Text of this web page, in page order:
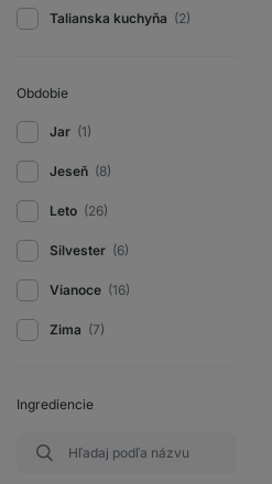
Talianska kuchyňa (2)
Obdobie
Jar (1)
Jeseň (8)
Leto (26)
Silvester (6)
Vianoce (16)
Zima (7)
Ingrediencie